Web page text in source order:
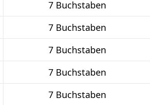
7 Buchstaben
7 Buchstaben
7 Buchstaben
7 Buchstaben
7 Buchstaben